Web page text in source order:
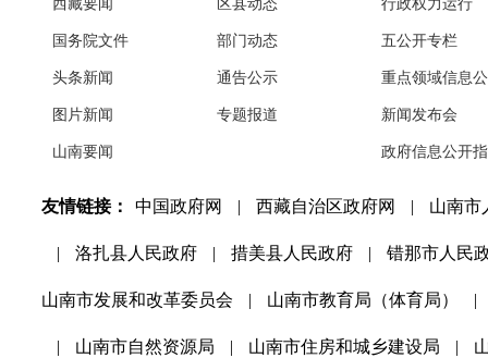
西藏要闻
国务院文件
头条新闻
图片新闻
山南要闻
区县动态
部门动态
通告公示
专题报道
行政权力运行
五公开专栏
重点领域信息
新闻发布会
政府信息公开
友情链接： 中国政府网 | 西藏自治区政府网 | 山南市
| 洛扎县人民政府 | 措美县人民政府 | 错那市人民
山南市发展和改革委员会 | 山南市教育局（体育局） |
| 山南市自然资源局 | 山南市住房和城乡建设局 |